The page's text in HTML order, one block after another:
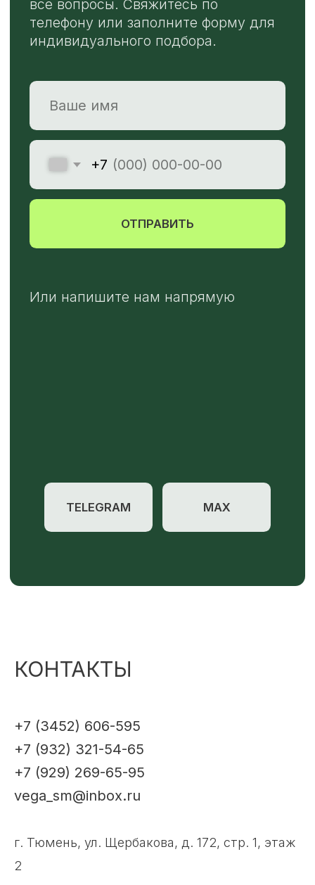
КОНТАКТЫ
+7 (3452) 606-595
+7 (932) 321-54-65
+7 (929) 269-65-95
vega_sm@inbox.ru
г. Тюмень, ул. Щербакова, д. 172, стр. 1, этаж
2